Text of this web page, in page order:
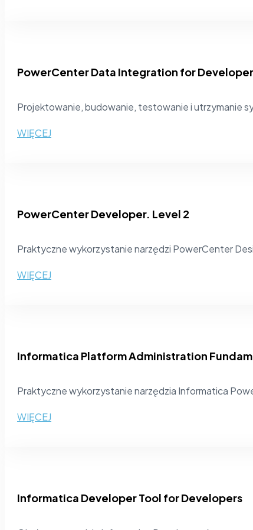
PowerCenter Data Integration for
Projektowanie, budowanie, testowanie i utrzymanie
WIĘCEJ
PowerCenter Developer. Level 2
Praktyczne wykorzystanie narzędzi PowerCenter
WIĘCEJ
Informatica Platform Administration
Praktyczne wykorzystanie narzędzia Informatica
WIĘCEJ
Informatica Developer Tool for Developers